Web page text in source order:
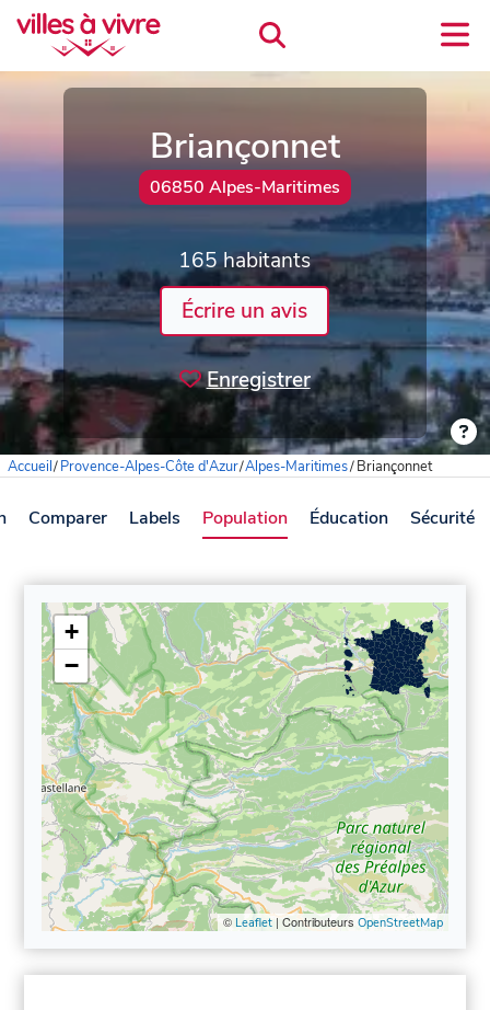
Briançonnet
06850 Alpes-Maritimes
165 habitants
Écrire un avis
Enregistrer
Accueil/Provence-Alpes-Côte d'Azur/Alpes-Maritimes/Briançonnet
Comparer Labels Population Éducation Sécurité
+
−
© Leaflet| Contributeurs OpenStreetMap